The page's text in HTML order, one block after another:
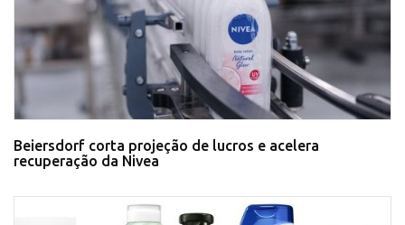
Beiersdorf corta projeção de lucros e acelera
recuperação da Nivea